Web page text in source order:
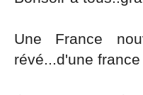
Une France
révé...d'une